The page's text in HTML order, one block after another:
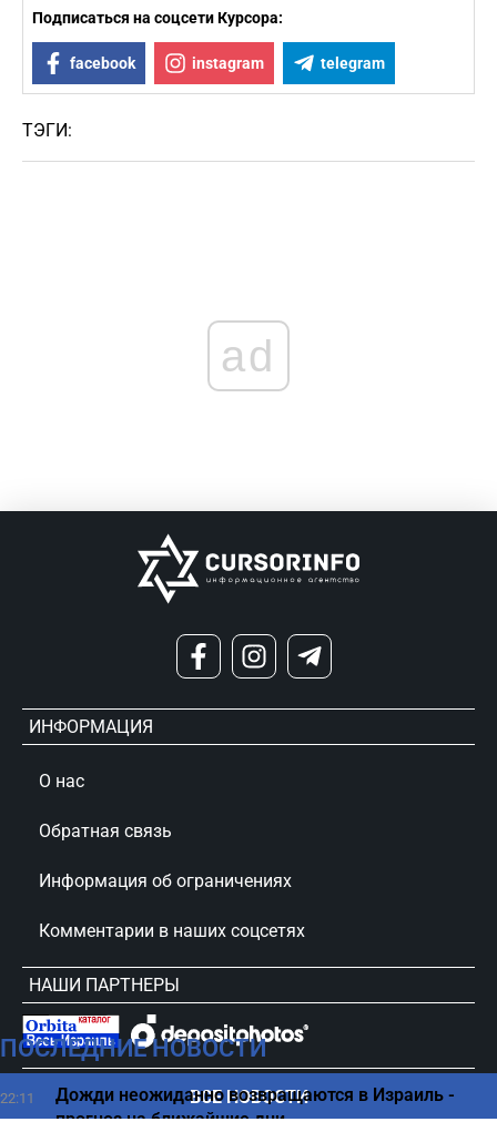
Подписаться на соцсети Курсора:
facebook instagram telegram
ТЭГИ:
ПОСЛЕДНИЕ НОВОСТИ
22:11
Дожди неожиданно возвращаются в Израиль -
ВСЕ НОВОСТИ
ad
ИНФОРМАЦИЯ
О нас
Обратная связь
Информация об ограничениях
Комментарии в наших соцсетях
НАШИ ПАРТНЕРЫ
сursorinfo.co.il © Все права защищены